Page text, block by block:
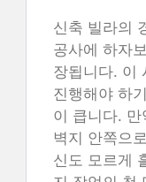
신축 빌라의
공사에 하자
장됩니다. 이
진행해야 하
이 큽니다.
벽지 안쪽으
신도 모르게